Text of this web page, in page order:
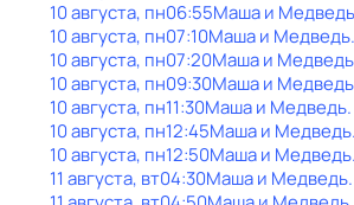
10 августа, пн06:55Маша и Медведь
10 августа, пн07:10Маша и Медведь
10 августа, пн07:20Маша и Медведь
10 августа, пн09:30Маша и Медведь
10 августа, пн11:30Маша и Медведь
10 августа, пн12:45Маша и Медведь
10 августа, пн12:50Маша и Медведь
11 августа, вт04:30Маша и Медведь